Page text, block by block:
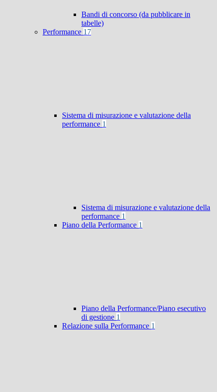
Bandi di concorso (da pubblicare in
tabelle)
Performance 17
Sistema di misurazione e valutazione della
performance 1
Sistema di misurazione e valutazione della
performance 1
Piano della Performance 1
Piano della Performance/Piano esecutivo
di gestione 1
Relazione sulla Performance 1